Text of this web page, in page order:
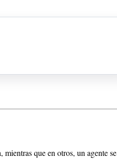
mientras que en otros, un agente se